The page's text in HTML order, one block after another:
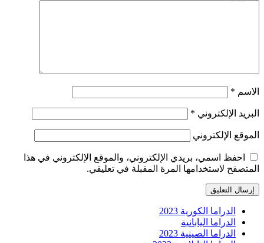
الاسم *
البريد الإلكتروني *
الموقع الإلكتروني
احفظ اسمي، بريدي الإلكتروني، والموقع الإلكتروني في هذا
المتصفح لاستخدامها المرة المقبلة في تعليقي.
الدراما الكورية 2023
الدراما اليابانية
الدراما الصينية 2023